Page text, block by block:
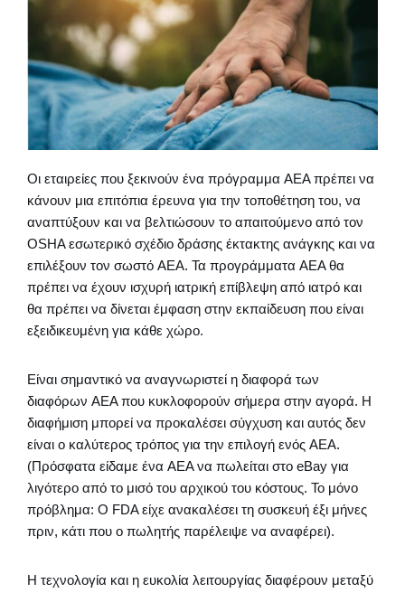
Οι εταιρείες που ξεκινούν ένα πρόγραμμα AEΑ πρέπει να
κάνουν μια επιτόπια έρευνα για την τοποθέτηση του, να
αναπτύξουν και να βελτιώσουν το απαιτούμενο από τον
OSHA εσωτερικό σχέδιο δράσης έκτακτης ανάγκης και να
επιλέξουν τον σωστό AEΑ. Τα προγράμματα AEΑ θα
πρέπει να έχουν ισχυρή ιατρική επίβλεψη από ιατρό και
θα πρέπει να δίνεται έμφαση στην εκπαίδευση που είναι
εξειδικευμένη για κάθε χώρο.
Είναι σημαντικό να αναγνωριστεί η διαφορά των
διαφόρων AEΑ που κυκλοφορούν σήμερα στην αγορά. Η
διαφήμιση μπορεί να προκαλέσει σύγχυση και αυτός δεν
είναι ο καλύτερος τρόπος για την επιλογή ενός AEΑ.
(Πρόσφατα είδαμε ένα AEΑ να πωλείται στο eBay για
λιγότερο από το μισό του αρχικού του κόστους. Το μόνο
πρόβλημα: Ο FDA είχε ανακαλέσει τη συσκευή έξι μήνες
πριν, κάτι που ο πωλητής παρέλειψε να αναφέρει).
Η τεχνολογία και η ευκολία λειτουργίας διαφέρουν μεταξύ